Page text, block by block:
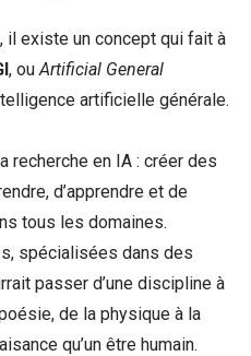
existe un concept qui fait à
, ouArtificial General
artificielle générale.
recherche en IA : créer des
d’apprendre et de
tous les domaines.
spécialisées dans des
passer d’une discipline à
de la physique à la
qu’un être humain.